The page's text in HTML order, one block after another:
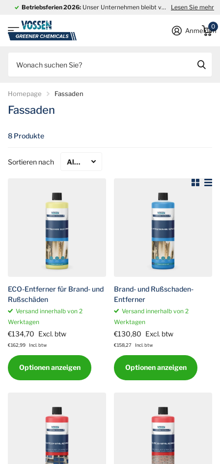
Betriebsferien 2026: Unser Unternehmen bleibt vom 27. Juli bis
Lesen Sie mehr
Anmelden
0
Homepage Fassaden
Fassaden
8 Produkte
Sortieren nach
ECO-Entferner für Brand- und
Rußschäden
Versand innerhalb von 2
Werktagen
€134,70 Excl. btw
€162,99 Incl. btw
Optionen anzeigen
Brand- und Rußschaden-
Entferner
Versand innerhalb von 2
Werktagen
€130,80 Excl. btw
€158,27 Incl. btw
Optionen anzeigen